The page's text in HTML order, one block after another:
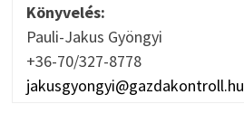
Könyvelés:
Pauli-Jakus Gyöngyi
+36-70/327-8778
jakusgyongyi@gazdakontroll.hu